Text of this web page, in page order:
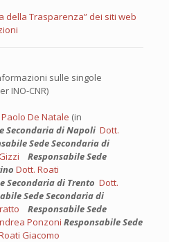
della Trasparenza” dei siti web
sulle singole
INO-CNR)
De Natale (in
Secondaria di Napoli Dott.
Sede Secondaria di
Responsabile Sede
Dott. Roati
Secondaria di Trento Dott.
Sede Secondaria di
Responsabile Sede
Ponzoni Responsabile Sede
Giacomo